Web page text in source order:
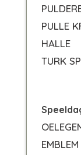
PULLE
HALLE
TURK
EMBLEM